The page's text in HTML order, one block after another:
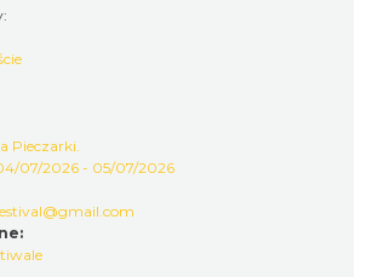
na Bajkowym Szlaku
Pieczarki.
07/2026 - 05/07/2026